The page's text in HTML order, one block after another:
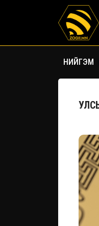
НИЙГЭМ